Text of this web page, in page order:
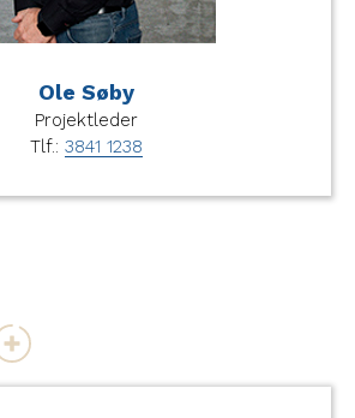
Ole Søby
Projektleder
Tlf.: 3841 1238